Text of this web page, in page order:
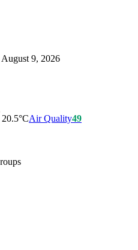
9, 2026
20.5°CAir Quality49